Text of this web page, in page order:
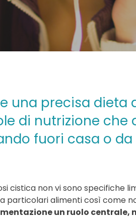
una precisa dieta
di nutrizione che
fuori casa o da
cistica non vi sono specifiche
particolari alimenti così come
un ruolo centrale,